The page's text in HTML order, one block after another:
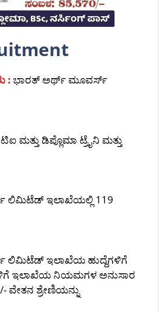
: ಭಾರತ್ ಅರ್ಥ್ ಮೂವರ್ಸ್
ಮತ್ತು ಡಿಪ್ಲೊಮಾ ಟ್ರೈನಿ ಮತ್ತು
ಲಿಮಿಟೆಡ್ ಇಲಾಖೆಯಲ್ಲಿ 119
ಲಿಮಿಟೆಡ್ ಇಲಾಖೆಯ ಹುದ್ದೆಗಳಿಗೆ
ಇಲಾಖೆಯ ನಿಯಮಗಳ ಅನುಸಾರ
ವೇತನ ಶ್ರೇಣಿಯನ್ನು